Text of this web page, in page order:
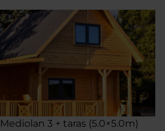
3 + taras (5.0×5.0m)